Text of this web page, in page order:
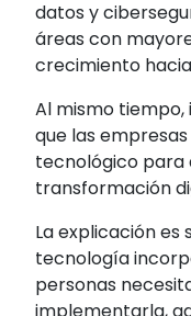
datos y
áreas con
crecimiento
Al mismo
que las
tecnológico para
transformación
La explicación es
tecnología
personas